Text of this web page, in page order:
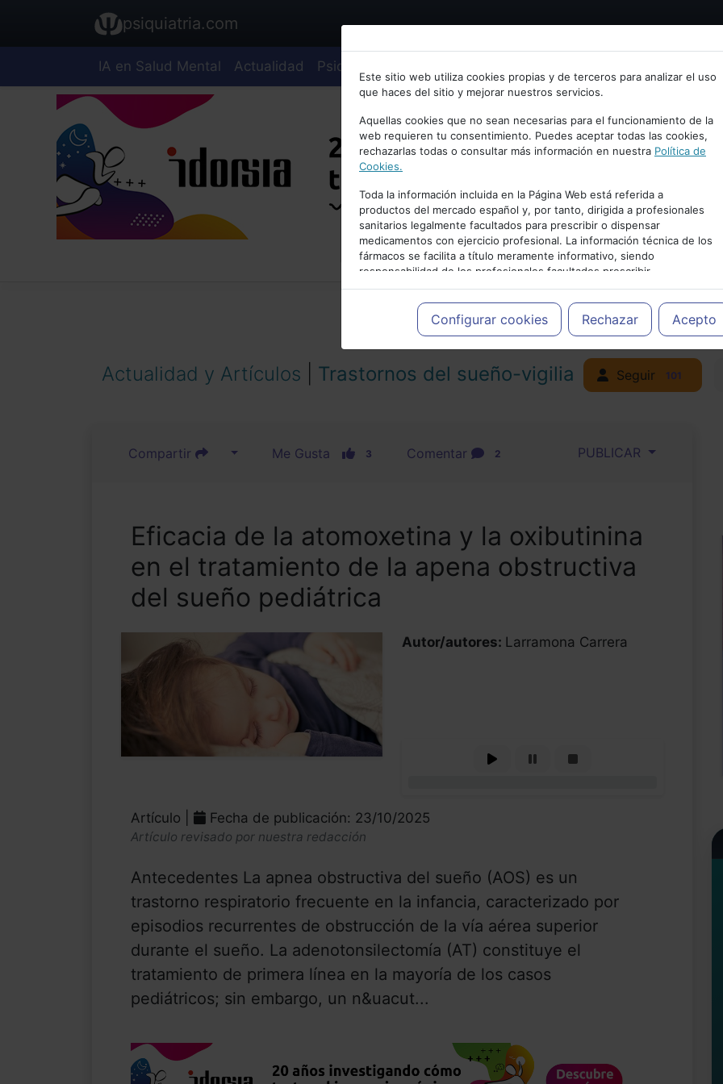
Bienvenid@ a psiquiatria.com
Escribe tu Email
Accede o regístrate con tu email.
Cancelar
psiquiatria.com
IA en Salud Mental Actualidad Psiquiatría
Este sitio web utiliza cookies propias y de terceros para analizar el uso
que haces del sitio y mejorar nuestros servicios.
Aquellas cookies que no sean necesarias para el funcionamiento de la
web requieren tu consentimiento. Puedes aceptar todas las cookies,
rechazarlas todas o consultar más información en nuestra Política de
Cookies.
Toda la información incluida en la Página Web está referida a
productos del mercado español y, por tanto, dirigida a profesionales
sanitarios legalmente facultados para prescribir o dispensar
medicamentos con ejercicio profesional. La información técnica de los
fármacos se facilita a título meramente informativo, siendo
responsabilidad de los profesionales facultados prescribir
medicamentos y decidir, en cada caso concreto, el tratamiento más
adecuado a las necesidades del paciente.
Configurar cookies Rechazar Acepto
PUBLICIDAD
Actualidad y Artículos Trastornos del sueño-vigilia Seguir 101
Compartir Me Gusta 3 Comentar 2 PUBLICAR
Eficacia de la atomoxetina y la oxibutinina
en el tratamiento de la apena obstructiva
del sueño pediátrica
Autor/autores: Larramona Carrera
Artículo | Fecha de publicación: 23/10/2025
Artículo revisado por nuestra redacción
Antecedentes La apnea obstructiva del sueño (AOS) es un
trastorno respiratorio frecuente en la infancia, caracterizado por
episodios recurrentes de obstrucción de la vía aérea superior
durante el sueño. La adenotonsilectomía (AT) constituye el
tratamiento de primera línea en la mayoría de los casos
pediátricos; sin embargo, un n&uacut...